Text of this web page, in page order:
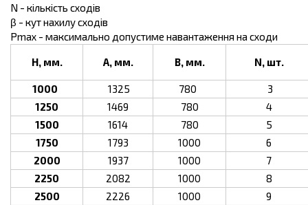
N - кількість сходів
β - кут нахилу сходів
Pmax - максимально допустиме навантаження на сходи
H, мм. A, мм. B, мм. N, шт.
1000 1325 780
3
1250
1469 780
4
1500
1614 780
5
1750
1793 1000
6
2000
1937 1000
7
2250
2082 1000
8
2500
2226 1000
9